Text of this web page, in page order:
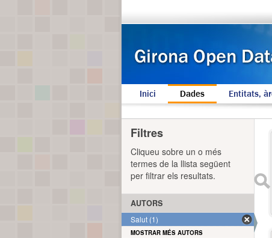
Inici Dades Entitats,
Filtres
Cliqueu sobre un o més
termes de la llista següent
per filtrar els resultats.
AUTORS
Salut (1)
MOSTRAR MÉS AUTORS